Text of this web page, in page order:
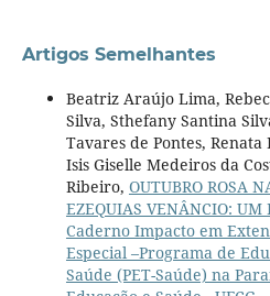
Artigos Semelhantes
Beatriz Araújo Lima,
Silva, Sthefany Santina
Tavares de Pontes,
Isis Giselle Medeiros da
Ribeiro, OUTUBRO ROSA
EZEQUIAS VENÂNCIO: UM
Caderno Impacto em
Especial –Programa de
Saúde (PET-Saúde) na